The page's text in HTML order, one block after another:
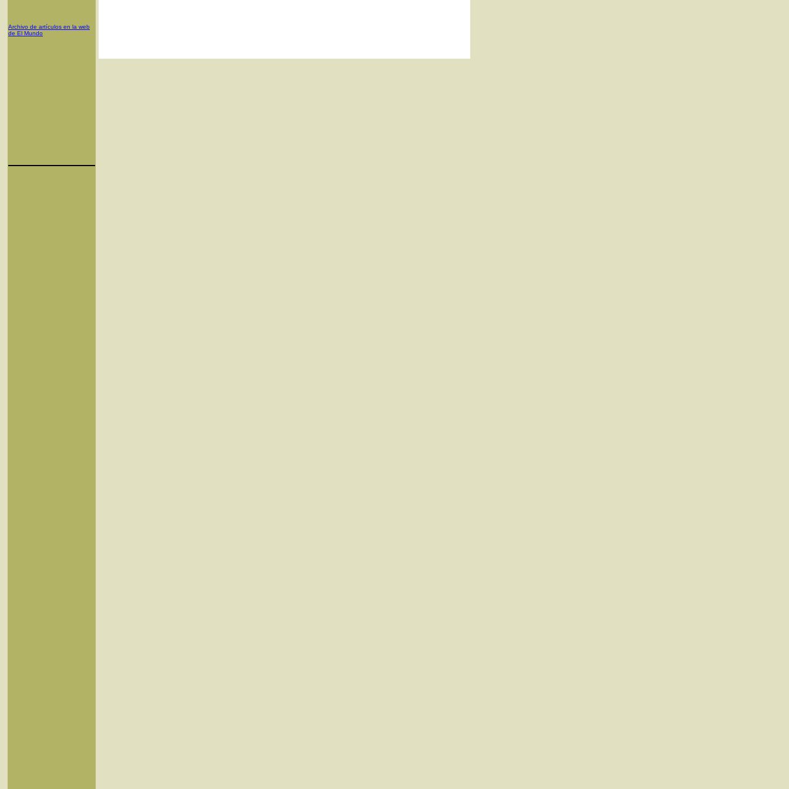
Archivo de artículos en la web
de El Mundo